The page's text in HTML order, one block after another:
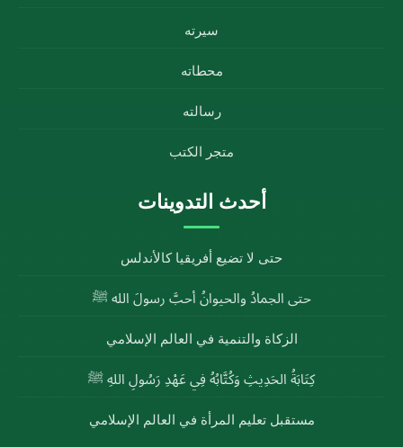
سيرته
محطاته
رسالته
متجر الكتب
أحدث التدوينات
حتى لا تضيع أفريقيا كالأندلس
حتى الجمادُ والحيوانُ أحبَّ رسولَ الله ﷺ
الزكاة والتنمية في العالم الإسلامي
كِتَابَةُ الحَدِيثِ وَكُتَّابُهُ فِي عَهْدِ رَسُولِ اللهِ ﷺ
مستقبل تعليم المرأة في العالم الإسلامي